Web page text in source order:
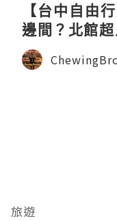
【台中自由
邊間？北館
度實測日本
館 LOPIA 超
旅遊